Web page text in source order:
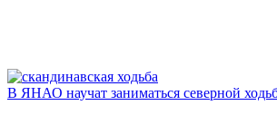
В ЯНАО научат заниматься северной